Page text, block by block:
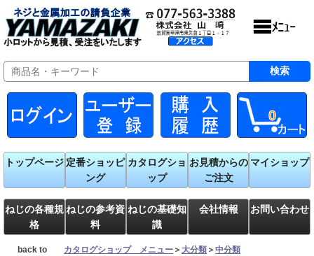
0
トップページ 定番ショッピ
ング
カタログショ
ップ
お見積からの
ご注文
マイショップ
ねじの各種規
格
ねじの参考資
料
ねじの基礎知
識
会社情報 お問い合わせ
back to カタログショップ メニュー ＞大分類 ＞中分類